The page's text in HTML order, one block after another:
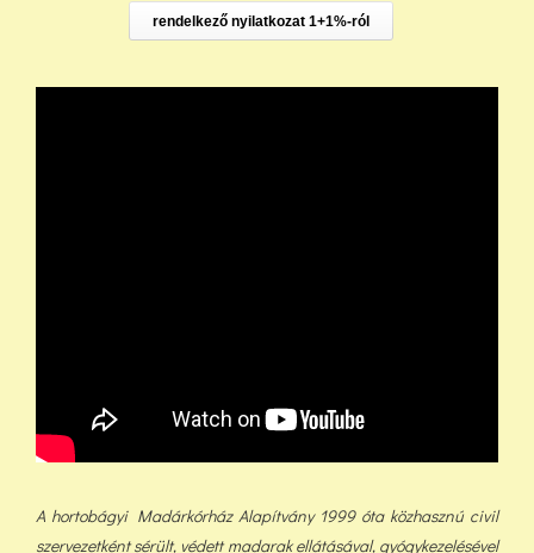
rendelkező nyilatkozat 1+1%-ról
A hortobágyi Madárkórház Alapítvány 1999 óta közhasznú civil
szervezetként sérült, védett madarak ellátásával, gyógykezelésével